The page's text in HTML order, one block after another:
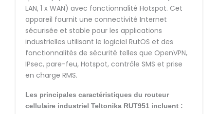
LAN, 1 x WAN) avec fonctionnalité Hotspot. Cet
appareil fournit une connectivité Internet
sécurisée et stable pour les applications
industrielles utilisant le logiciel RutOS et des
fonctionnalités de sécurité telles que OpenVPN,
IPsec, pare-feu, Hotspot, contrôle SMS et prise
en charge RMS.
Les principales caractéristiques du routeur
cellulaire industriel Teltonika RUT951 incluent :